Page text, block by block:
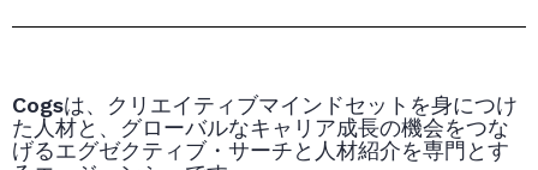
Cogsは、クリエイティブマインドセットを身につけ
た人材と、グローバルなキャリア成長の機会をつな
げるエグゼクティブ・サーチと人材紹介を専門とす